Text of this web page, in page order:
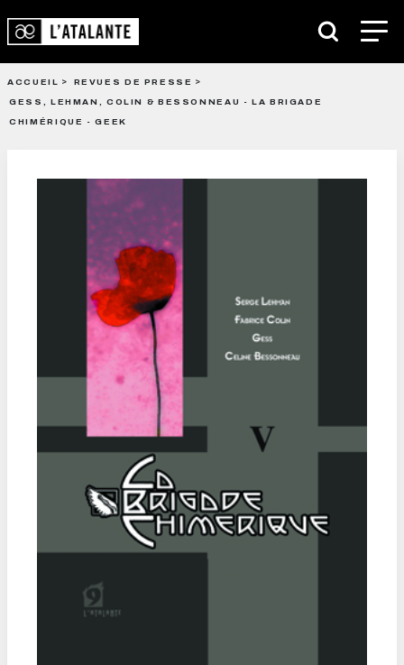
ACCUEIL
REVUES DE PRESSE
GESS, LEHMAN, COLIN & BESSONNEAU - LA BRIGADE
CHIMÉRIQUE - GEEK